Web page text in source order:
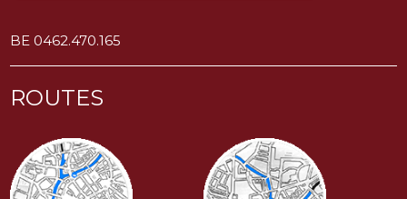
BE 0462.470.165
ROUTES